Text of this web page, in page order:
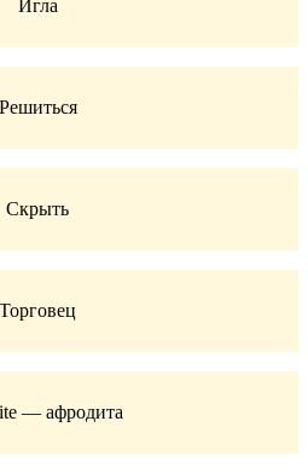
Игла
Решиться
Скрыть
Торговец
— афродита